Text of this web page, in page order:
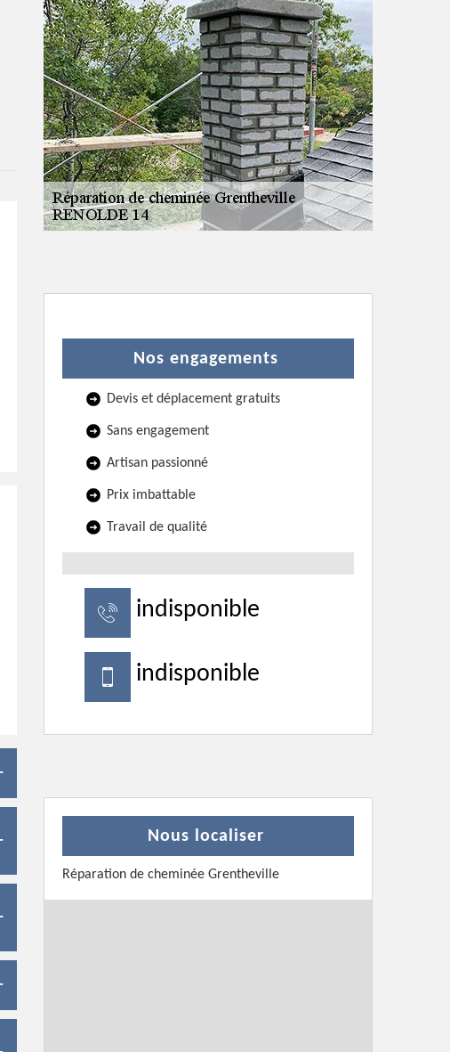
Nos engagements
Devis et déplacement gratuits
Sans engagement
Artisan passionné
Prix imbattable
Travail de qualité
indisponible
indisponible
Nous localiser
Réparation de cheminée Grentheville